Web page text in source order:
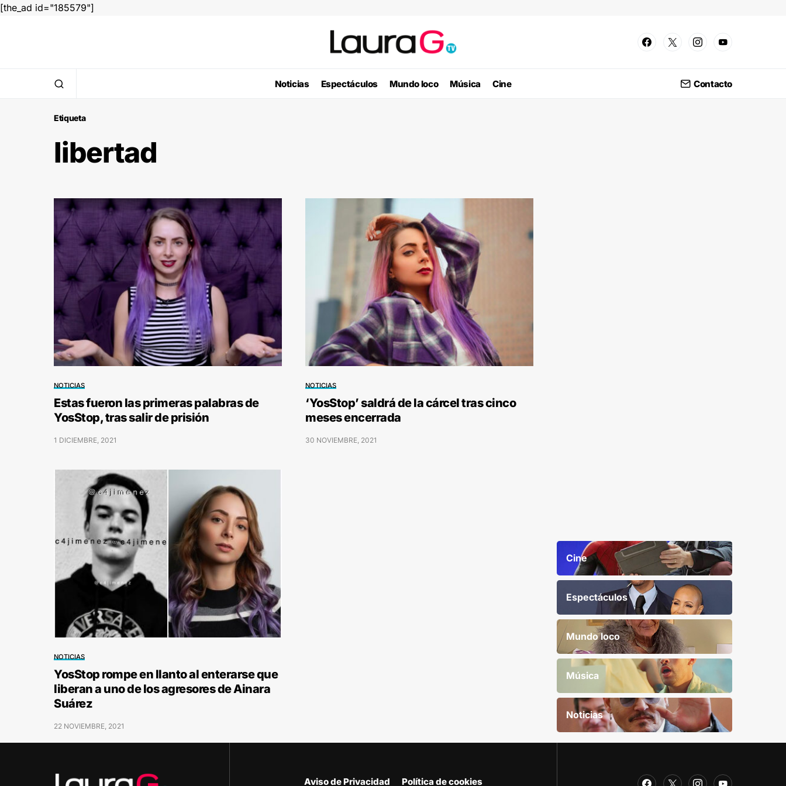
[the_ad id="185579"]
Noticias Espectáculos Mundo loco Música Cine Contacto
Etiqueta
libertad
NOTICIAS
Estas fueron las primeras palabras de
YosStop, tras salir de prisión
1 DICIEMBRE, 2021
NOTICIAS
‘YosStop’ saldrá de la cárcel tras cinco
meses encerrada
30 NOVIEMBRE, 2021
NOTICIAS
YosStop rompe en llanto al enterarse que
liberan a uno de los agresores de Ainara
Suárez
22 NOVIEMBRE, 2021
Cine
Espectáculos
Mundo loco
Música
Noticias
Aviso de Privacidad Política de cookies